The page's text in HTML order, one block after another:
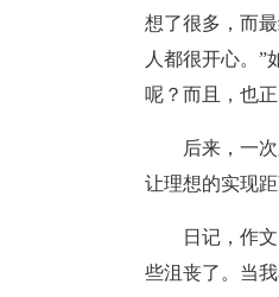
想了很多，而
人都很开心。”
呢？而且，也
后来，一
让理想的实现
日记，作
些沮丧了。当